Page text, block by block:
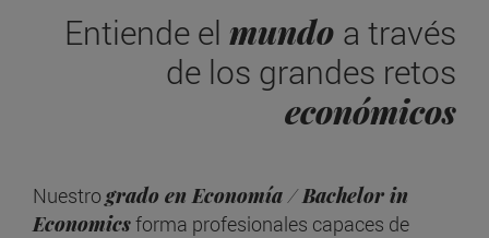
Entiende el mundo a través
de los grandes retos
económicos
Nuestro grado en Economía / Bachelor in
Economicsforma profesionales capaces de